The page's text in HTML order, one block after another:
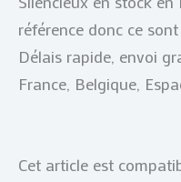
référence donc ce
Délais rapide, envoi
France, Belgique,
Cet article est